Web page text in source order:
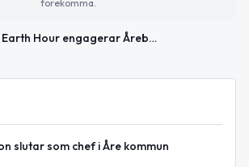
förekomma.
Earth Hour engagerar Åreborna ikväll
slutar som chef i Åre kommun